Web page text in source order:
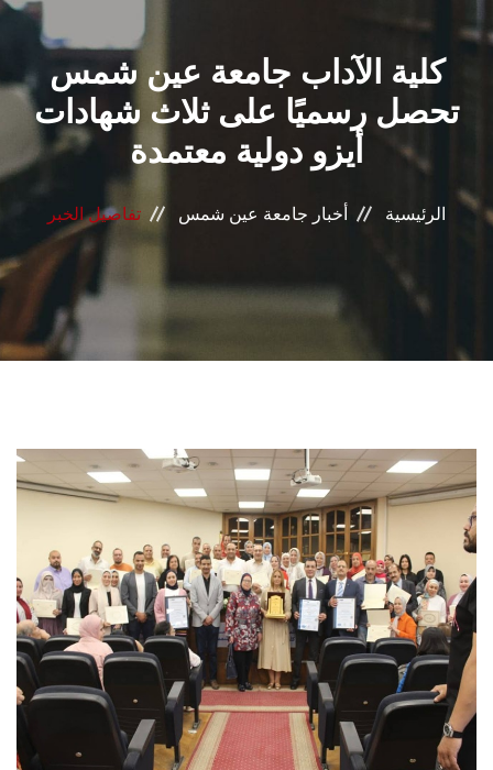
القطاعـات
الشئون الأكاديمية
البحث العلمي
المراكز والوحدات
الأنظمة الذكية
الطلاب
هيئة التدريس
الدراسات العليا
الخريجين
كلية الآداب جامعة عين شمس
تحصل رسميًا على ثلاث شهادات
أيزو دولية معتمدة
الرئيسية أخبار جامعة عين شمس تفاصيل الخبر